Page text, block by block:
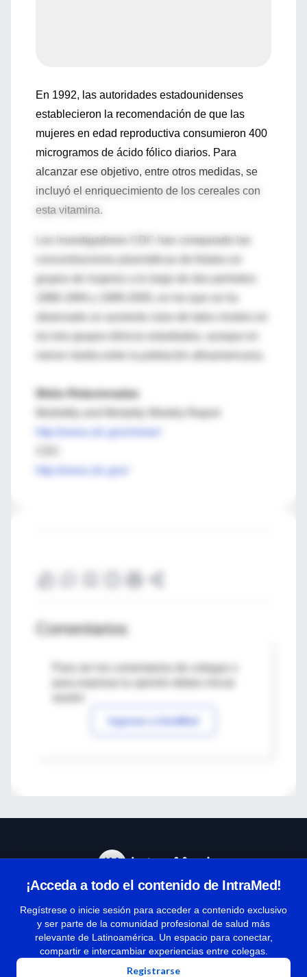
En 1992, las autoridades estadounidenses
establecieron la recomendación de que las
mujeres en edad reproductiva consumieron 400
microgramos de ácido fólico diarios. Para
alcanzar ese objetivo, entre otros medidas, se
incluyó el enriquecimiento de los cereales con
esta vitamina.
Los investigadores CDC han comparado las
grupos de mujeres a lo largo de dos períodos:
los tres grupos étnicos estudiados, aunque en
Webs Relacionadas
http://www.cdc.gov/mmwr/
http://www.cdc.gov/
Comentarios
Para ver los comentarios de colegas o
Ingresar a IntraMed
¡Acceda a todo el contenido de IntraMed!
Regístrese o inicie sesión para acceder a contenido exclusivo
y ser parte de la comunidad profesional de salud más
relevante de Latinoamérica. Un espacio para conectar,
compartir e intercambiar experiencias entre colegas.
Registrarse
Términos y condiciones
| Políticas de privacidad
| Todos los derechos reservados | Copyright 1997-2026